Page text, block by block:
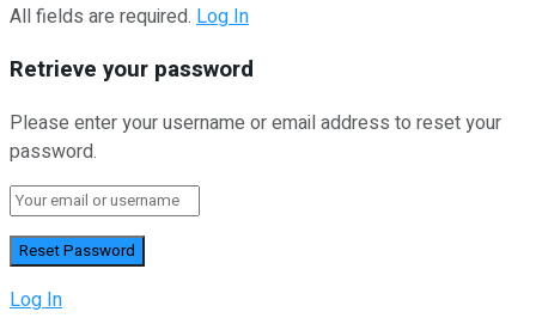
All fields are required. Log In
Retrieve your password
Please enter your username or email address to reset your
password.
Log In